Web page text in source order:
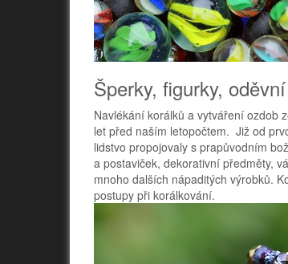
Šperky, figurky,
Navlékání korálků a vytváření ozdob
let před naším letopočtem. Již od
lidstvo propojovaly s prapůvodním
a postaviček, dekorativní předměty,
mnoho dalších nápaditých výrobků.
postupy při korálkování.